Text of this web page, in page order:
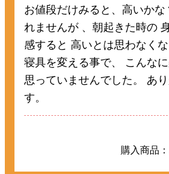
お値段だけみると、高いか
れませんが 、朝起きた時の
感すると 高いとは思わなくな
寝具を変える事で、 こんな
思っていませんでした。 あ
す。
購入商品：